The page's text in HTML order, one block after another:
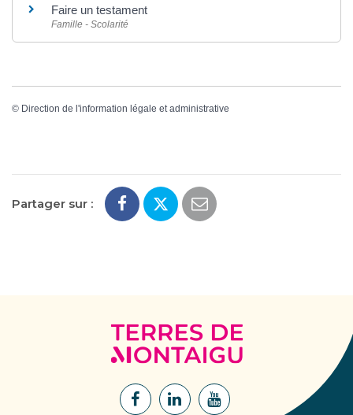
Faire un testament
Famille - Scolarité
© Direction de l'information légale et administrative
Partager sur :
Terres
de
Montaigu
Lien
Lien
Lien